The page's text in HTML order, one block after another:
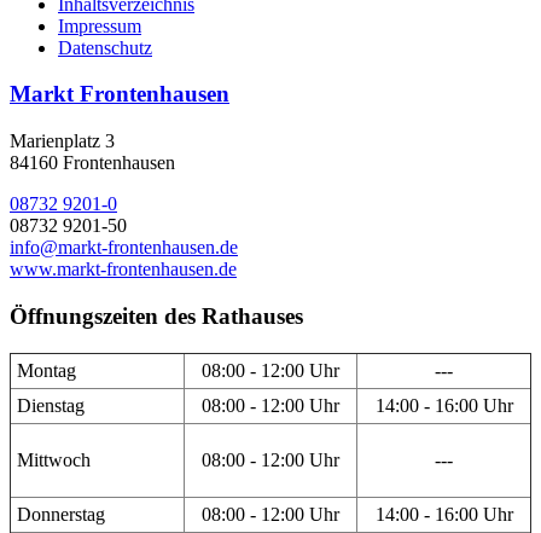
Impressum
Datenschutz
Markt Frontenhausen
Marienplatz 3
84160 Frontenhausen
08732 9201-0
08732 9201-50
info@markt-frontenhausen.de
www.markt-frontenhausen.de
Öffnungszeiten des Rathauses
Montag 08:00 - 12:00 Uhr
---
Dienstag
08:00 - 12:00 Uhr 14:00 - 16:00 Uhr
Mittwoch 08:00 - 12:00 Uhr ---
Donnerstag 08:00 - 12:00 Uhr 14:00 - 16:00 Uhr